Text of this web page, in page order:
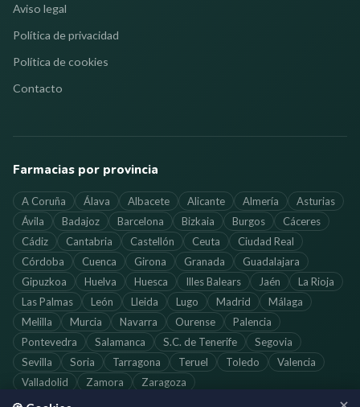
Aviso legal
Política de privacidad
Política de cookies
Contacto
Farmacias por provincia
A Coruña Álava Albacete Alicante Almería
Asturias
Ávila
Badajoz Barcelona Bizkaia Burgos
Cáceres
Cádiz
Cantabria Castellón Ceuta
Ciudad Real
Córdoba
Cuenca Girona Granada
Guadalajara
Gipuzkoa
Huelva Huesca Illes Balears Jaén
La Rioja
Las Palmas
León Lleida Lugo Madrid
Málaga
Melilla
Murcia Navarra Ourense
Palencia
Pontevedra
Salamanca S.C. de Tenerife
Segovia
Sevilla
Soria Tarragona Teruel Toledo
Valencia
Valladolid
Zamora Zaragoza